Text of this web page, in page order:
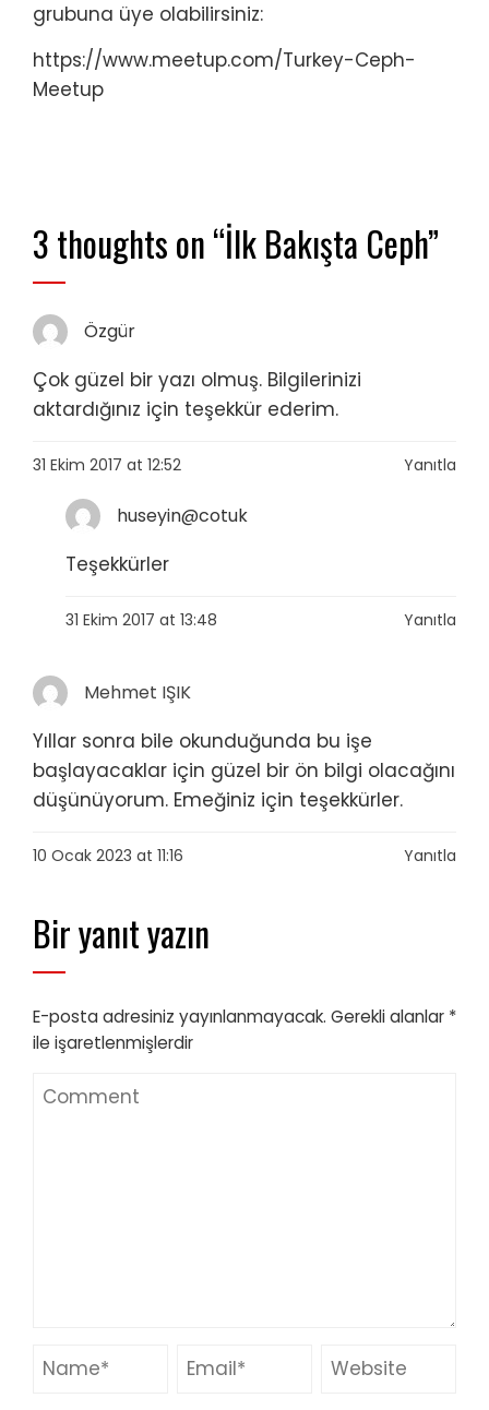
grubuna üye olabilirsiniz:
https://www.meetup.com/Turkey-Ceph-
Meetup
3 thoughts on “İlk Bakışta Ceph”
Özgür
Çok güzel bir yazı olmuş. Bilgilerinizi
aktardığınız için teşekkür ederim.
31 Ekim 2017 at 12:52 Yanıtla
huseyin@cotuk
Teşekkürler
31 Ekim 2017 at 13:48 Yanıtla
Mehmet IŞIK
Yıllar sonra bile okunduğunda bu işe
başlayacaklar için güzel bir ön bilgi olacağını
düşünüyorum. Emeğiniz için teşekkürler.
10 Ocak 2023 at 11:16 Yanıtla
Bir yanıt yazın
E-posta adresiniz yayınlanmayacak. Gerekli alanlar *
ile işaretlenmişlerdir